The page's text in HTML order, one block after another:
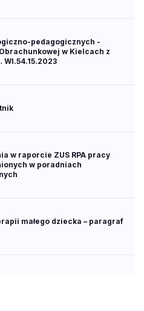
pedagogicznych -
w Kielcach z
WI.54.15.2023
w raporcie ZUS RPA pracy
w poradniach
małego dziecka – paragraf
a OPS